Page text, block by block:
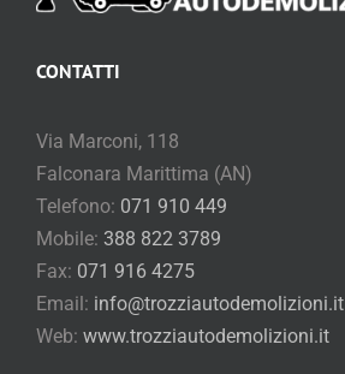
CONTATTI
Via Marconi, 118
Falconara Marittima (AN)
Telefono: 071 910 449
Mobile: 388 822 3789
Fax: 071 916 4275
Email: info@trozziautodemolizioni.it
Web: www.trozziautodemolizioni.it